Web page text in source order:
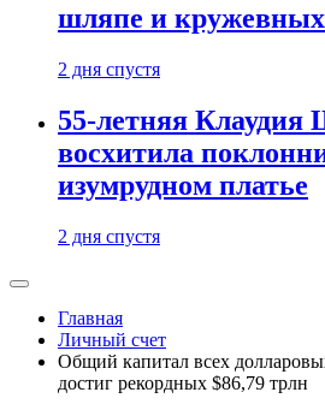
шляпе и
2 дня спустя
55-летняя
восхитила
изумрудном платье
2 дня спустя
Главная
Личный счет
Общий капитал всех
достиг рекордных $86,79 трлн